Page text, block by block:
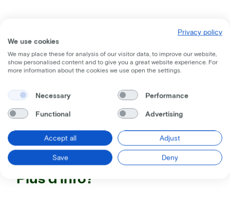
Plus d'info?
Privacy policy
We use cookies
We may place these for analysis of our visitor data, to improve our website,
show personalised content and to give you a great website experience. For
more information about the cookies we use open the settings.
Necessary Performance
Functional Advertising
Accept all Adjust
Save Deny